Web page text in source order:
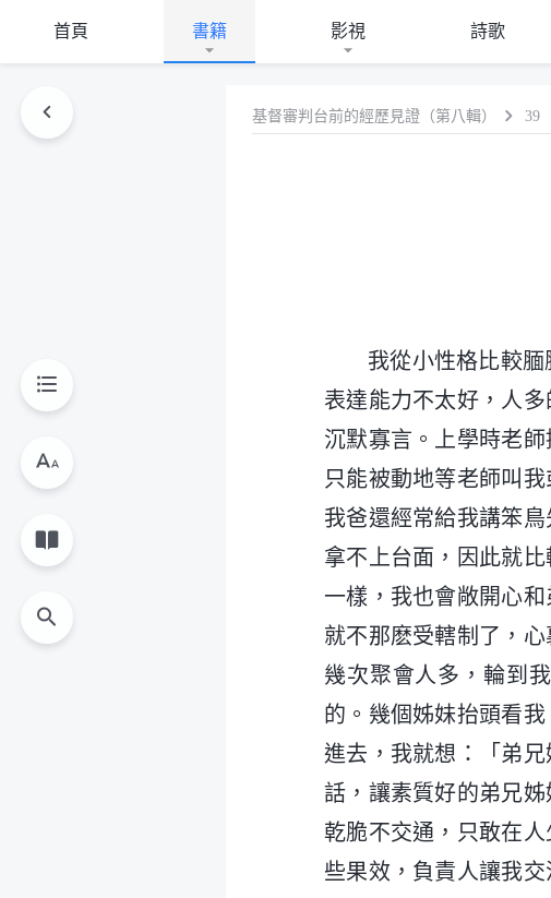
首頁 書籍 影視 詩歌
基督審判台前的經歷見證（第八輯） 39
我從小性格比較
表達能力不太好，人
沉默寡言。上學時老
只能被動地等老師叫
我爸還經常給我講笨
拿不上台面，因此就
一樣，我也會敞開心
就不那麽受轄制了，
幾次聚會人多，輪到
的。幾個姊妹抬頭看
進去，我就想：「弟
話，讓素質好的弟兄
乾脆不交通，只敢在
些果效，負責人讓我